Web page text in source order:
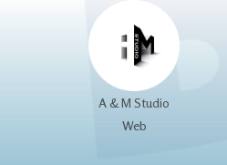
A & M Studio
Web